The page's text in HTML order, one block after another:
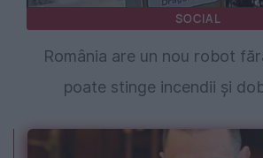
SOCIAL
România are un nou robot
poate stinge incendii și